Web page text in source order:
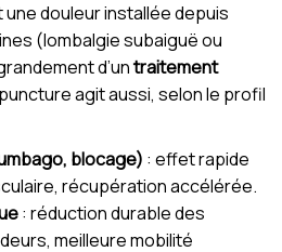
douleur installée depuis
(lombalgie subaiguë ou
d’untraitement
agit aussi, selon le profil
blocage) : effet rapide
récupération accélérée.
: réduction durable des
meilleure mobilité